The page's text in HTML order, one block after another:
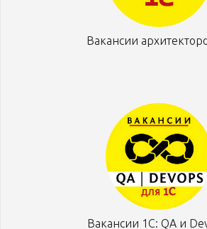
Вакансии
Вакансии 1С: QA и